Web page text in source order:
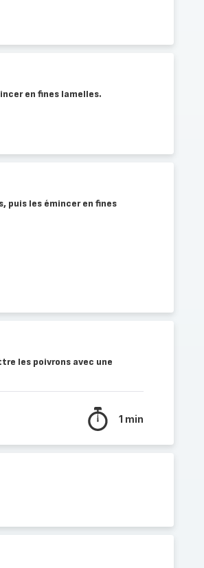
en fines lamelles.
puis les émincer en fines
les poivrons avec une
1 min